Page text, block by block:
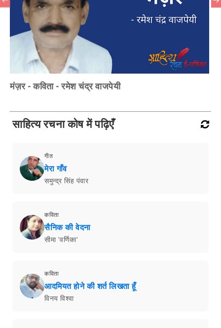
मंज़र - कविता - रमेश चंद्र वाजपेयी
साहित्य रचना कोष में पढ़िएँ
गीत
मेरा गाँव
समुन्द्र सिंह पंवार
कविता
सैनिक की वेदना
सीमा 'वर्णिका'
कविता
आदमियत होने की शर्त लिखता हूँ
विनय विश्वा